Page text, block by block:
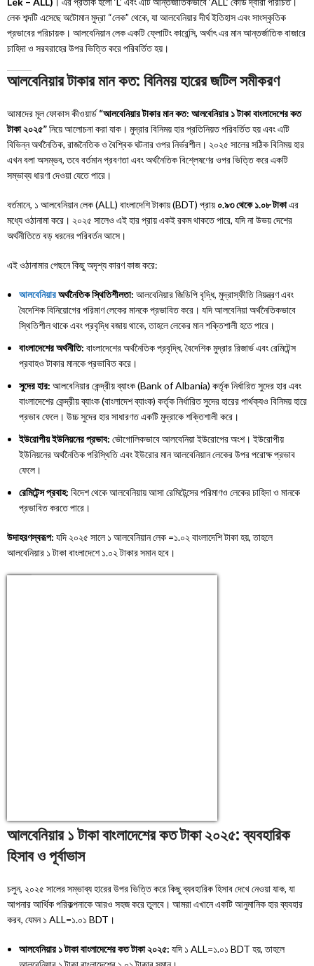
লেক শব্দটি এসেছে অটোমান মুদ্রা “লেক” থেকে, যা আলবেনিয়ার দীর্ঘ ইতিহাস এবং সাংস্কৃতিক
প্রভাবের পরিচায়ক। আলবেনিয়ান লেক একটি ফ্লোটিং কারেন্সি, অর্থাৎ এর মান আন্তর্জাতিক বাজারে
চাহিদা ও সরবরাহের উপর ভিত্তি করে পরিবর্তিত হয়।
আলবেনিয়ার টাকার মান কত: বিনিময় হারের জটিল সমীকরণ
আমাদের মূল ফোকাস কীওয়ার্ড“আলবেনিয়ার টাকার মান কত: আলবেনিয়ার ১ টাকা বাংলাদেশের কত
টাকা ২০২৫”নিয়ে আলোচনা করা যাক। মুদ্রার বিনিময় হার প্রতিনিয়ত পরিবর্তিত হয় এবং এটি
বিভিন্ন অর্থনৈতিক, রাজনৈতিক ও বৈশ্বিক ঘটনার ওপর নির্ভরশীল। ২০২৫ সালের সঠিক বিনিময় হার
এখন বলা অসম্ভব, তবে বর্তমান প্রবণতা এবং অর্থনৈতিক বিশ্লেষণের ওপর ভিত্তি করে একটি
সম্ভাব্য ধারণা দেওয়া যেতে পারে।
বর্তমানে, ১ আলবেনিয়ান লেক (ALL) বাংলাদেশি টাকায় (BDT) প্রায় ০.৯৩ থেকে ১.০৮ টাকাএর
মধ্যে ওঠানামা করে। ২০২৫ সালেও এই হার প্রায় একই রকম থাকতে পারে, যদি না উভয় দেশের
অর্থনীতিতে বড় ধরনের পরিবর্তন আসে।
এই ওঠানামার পেছনে কিছু অদৃশ্য কারণ কাজ করে:
আলবেনিয়ারঅর্থনৈতিক স্থিতিশীলতা: আলবেনিয়ার জিডিপি বৃদ্ধি, মুদ্রাস্ফীতি নিয়ন্ত্রণ এবং
বৈদেশিক বিনিয়োগের পরিমাণ লেকের মানকে প্রভাবিত করে। যদি আলবেনিয়া অর্থনৈতিকভাবে
স্থিতিশীল থাকে এবং প্রবৃদ্ধি বজায় থাকে, তাহলে লেকের মান শক্তিশালী হতে পারে।
বাংলাদেশের অর্থনীতি: বাংলাদেশের অর্থনৈতিক প্রবৃদ্ধি, বৈদেশিক মুদ্রার রিজার্ভ এবং রেমিটেন্স
প্রবাহও টাকার মানকে প্রভাবিত করে।
সুদের হার: আলবেনিয়ার কেন্দ্রীয় ব্যাংক (Bank of Albania) কর্তৃক নির্ধারিত সুদের হার এবং
বাংলাদেশের কেন্দ্রীয় ব্যাংক (বাংলাদেশ ব্যাংক) কর্তৃক নির্ধারিত সুদের হারের পার্থক্যও বিনিময় হারে
প্রভাব ফেলে। উচ্চ সুদের হার সাধারণত একটি মুদ্রাকে শক্তিশালী করে।
ইউরোপীয় ইউনিয়নের প্রভাব: ভৌগোলিকভাবে আলবেনিয়া ইউরোপের অংশ। ইউরোপীয়
ইউনিয়নের অর্থনৈতিক পরিস্থিতি এবং ইউরোর মান আলবেনিয়ান লেকের উপর পরোক্ষ প্রভাব
ফেলে।
রেমিটেন্স প্রবাহ: বিদেশ থেকে আলবেনিয়ায় আসা রেমিটেন্সের পরিমাণও লেকের চাহিদা ও মানকে
প্রভাবিত করতে পারে।
উদাহরণস্বরূপ: যদি ২০২৫ সালে ১ আলবেনিয়ান লেক =১.০২ বাংলাদেশি টাকা হয়, তাহলে
আলবেনিয়ার ১ টাকা বাংলাদেশে ১.০২ টাকার সমান হবে।
আলবেনিয়ার ১ টাকা বাংলাদেশের কত টাকা ২০২৫: ব্যবহারিক
হিসাব ও পূর্বাভাস
চলুন, ২০২৫ সালের সম্ভাব্য হারের উপর ভিত্তি করে কিছু ব্যবহারিক হিসাব দেখে নেওয়া যাক, যা
আপনার আর্থিক পরিকল্পনাকে আরও সহজ করে তুলবে। আমরা এখানে একটি আনুমানিক হার ব্যবহার
করব, যেমন১ ALL=১.০১ BDT ।
আলবেনিয়ার ১ টাকা বাংলাদেশের কত টাকা ২০২৫: যদি ১ ALL=১.০১ BDT হয়, তাহলে